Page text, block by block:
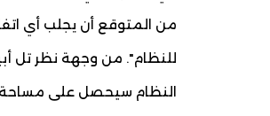
من المتوقع أن يجلب أي
للنظام". من وجهة نظر تل
النظام سيحصل على مساحة